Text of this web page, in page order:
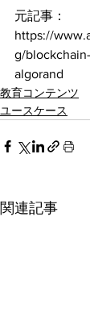
元記事：
https://
g/
algorand
教育コンテンツ
ユースケース
関連記事